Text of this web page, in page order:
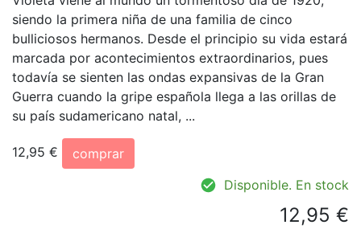
siendo la primera niña de una familia de cinco
bulliciosos hermanos. Desde el principio su vida estará
marcada por acontecimientos extraordinarios, pues
todavía se sienten las ondas expansivas de la Gran
Guerra cuando la gripe española llega a las orillas de
su país sudamericano natal, ...
12,95 €
comprar
Disponible. En stock
12,95 €